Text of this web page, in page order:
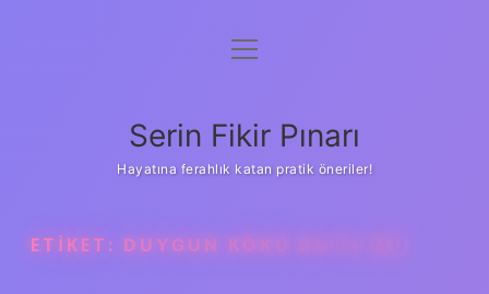
Gizlilik Politikası
Yasal Uyarı
menüyü
Serin Fikir Pınarı
Hayatına ferahlık katan pratik öneriler!
ETIKET: DUYGUN KÖKÜ DUYU MU